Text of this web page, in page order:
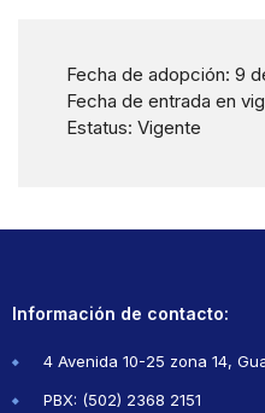
Fecha de adopción: 9
Fecha de entrada en
Estatus: Vigente
Información de contacto:
4 Avenida 10-25 zona 14,
PBX: (502) 2368 2151